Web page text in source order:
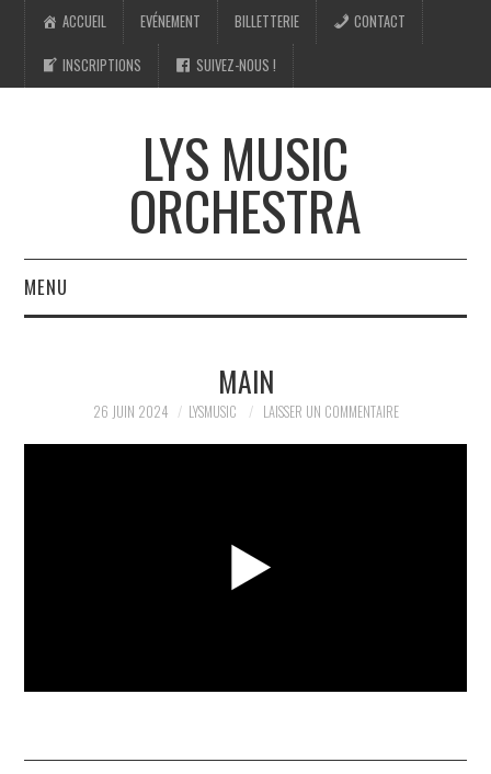
ACCUEIL EVÉNEMENT BILLETTERIE CONTACT
INSCRIPTIONS SUIVEZ-NOUS !
LYS MUSIC
ORCHESTRA
MENU
BILLETTERIE
MAIN
26 JUIN 2024 LYSMUSIC LAISSER UN COMMENTAIRE